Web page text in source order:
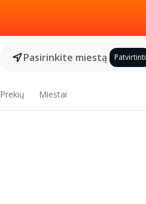
Pasirinkite miestą Patvirtinti
Prekių Miestai